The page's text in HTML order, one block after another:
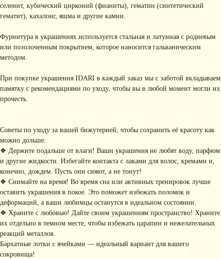
селенит, кубический цирконий (фианиты), гематин (синтетический
гематит), кахалонг, яшма и другие камни.
Фурнитура в украшениях используется стальная и латунная с родиевым
или позолоченным покрытием, которое наносится гальваническим
методом.
При покупке украшения IDARI в каждый заказ мы с заботой вкладываем
памятку с рекомендациями по уходу, чтобы вы в любой момент могли их
прочесть.
Советы по уходу за вашей бижутерией, чтобы сохранить её красоту как
можно дольше:
❖ Держите подальше от влаги! Ваши украшения не любят воду, парфюм
и другие жидкости. Избегайте контакта с лаками для волос, кремами и,
конечно, дождем. Пусть они сияют, а не тонут!
❖ Снимайте на время! Во время сна или активных тренировок лучше
оставить украшения в покое. Это поможет избежать поломок и
деформаций, а ваши любимцы останутся в идеальном состоянии.
❖ Храните с любовью! Дайте своим украшениям пространство! Храните
их отдельно в темном месте, чтобы избежать царапин и нежелательных
реакций металлов.
Бархатные лотки с ячейками — идеальный вариант для вашего
сокровища!
• Доставка и оплата
• Рекомендации
• Каталог
idari.brand@mail.ru
+ 7 (916) 958-00-78
КОНТАКТЫ
РАЗДЕЛЫ ИНТЕРНЕТ-
МАГАЗИНА